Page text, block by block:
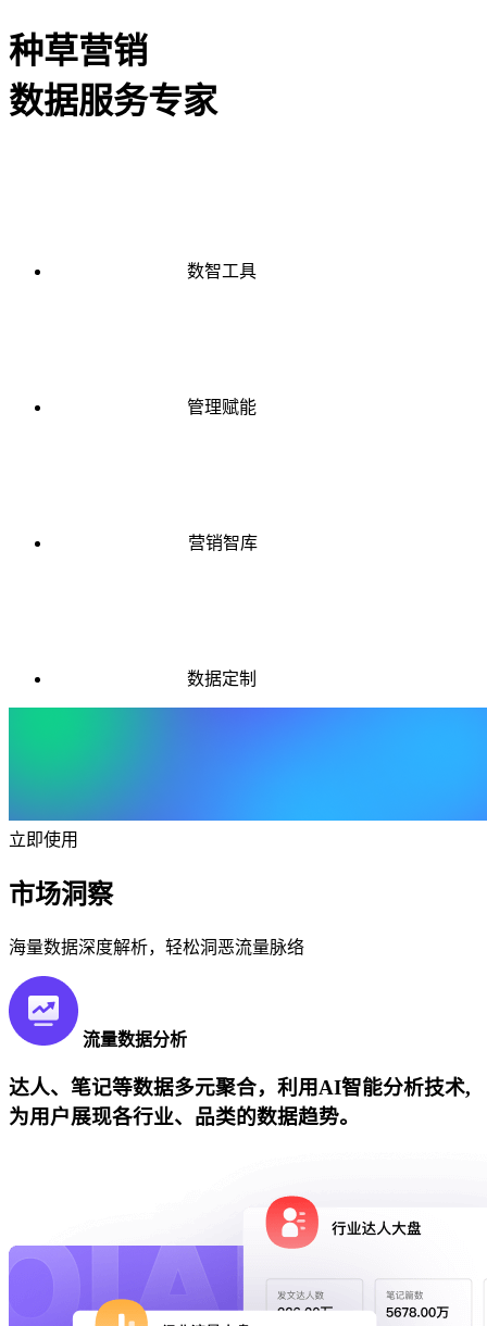
种草营销
数据服务专家
数智工具
管理赋能
营销智库
数据定制
立即使用
市场洞察
海量数据深度解析，轻松洞恶流量脉络
流量数据分析
达人、笔记等数据多元聚合，利用AI智能分析技术,
为用户展现各行业、品类的数据趋势。